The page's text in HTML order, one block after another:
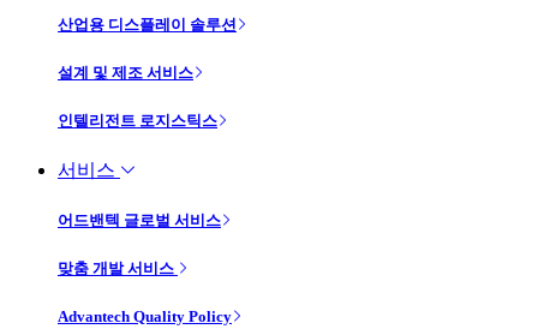
산업용 디스플레이 솔루션
설계 및 제조 서비스
인텔리전트 로지스틱스
서비스
어드밴텍 글로벌 서비스
맞춤 개발 서비스
Advantech Quality Policy